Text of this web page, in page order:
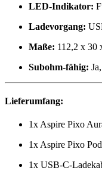
LED-Indikator:
Ladevorgang:
Maße: 112,2 x 30
Subohm-fähig:
Lieferumfang:
1x Aspire Pixo
1x Aspire Pixo
1x USB-C-